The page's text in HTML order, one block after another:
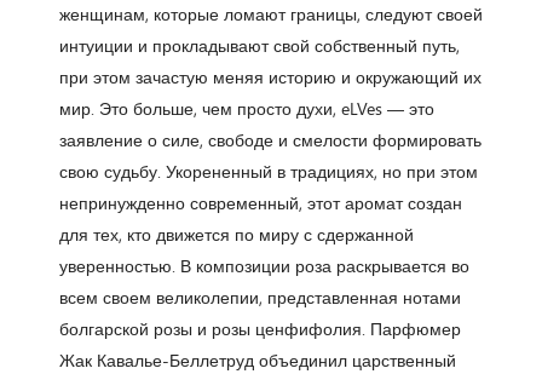
женщинам, которые ломают границы, следуют своей
интуиции и прокладывают свой собственный путь,
при этом зачастую меняя историю и окружающий их
мир. Это больше, чем просто духи, eLVes — это
заявление о силе, свободе и смелости формировать
свою судьбу. Укорененный в традициях, но при этом
непринужденно современный, этот аромат создан
для тех, кто движется по миру с сдержанной
уверенностью. В композиции роза раскрывается во
всем своем великолепии, представленная нотами
болгарской розы и розы ценфифолия. Парфюмер
Жак Кавалье-Беллетруд объединил царственный